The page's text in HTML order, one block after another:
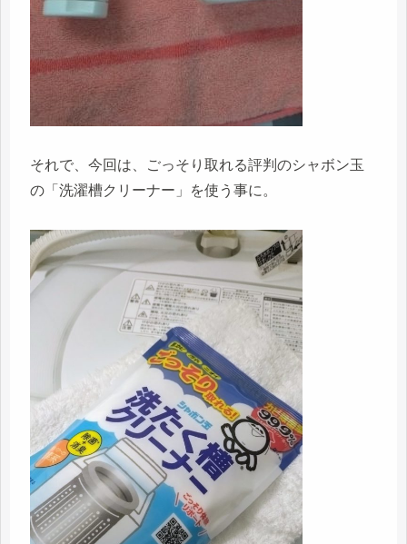
それで、今回は、ごっそり取れる評判のシャボン玉
の「洗濯槽クリーナー」を使う事に。